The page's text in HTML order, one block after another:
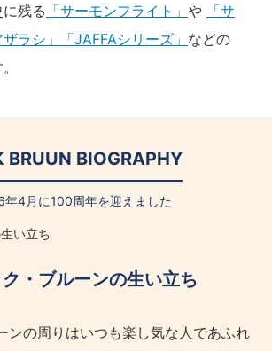
残る 「サーモンフライト」 や
「サ
ラシ」
「JAFFAシリーズ」 などの
BRUUN BIOGRAPHY
年4月に100周年を迎えました
・ブルーンの生い立ち
ンの周りはいつも楽し気な人であふれ